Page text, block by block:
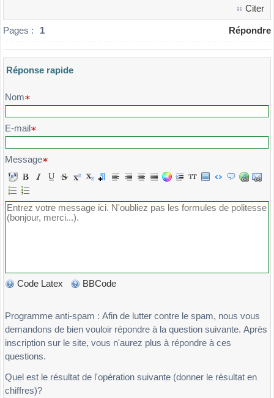
Citer
Pages : 1 Répondre
Réponse rapide
Veuillez composer votre message et l'envoyer
Nom
E-mail
Message
Code Latex BBCode
Programme anti-spam : Afin de lutter contre le spam, nous vous
demandons de bien vouloir répondre à la question suivante. Après
inscription sur le site, vous n'aurez plus à répondre à ces
questions.
Quel est le résultat de l'opération suivante (donner le résultat en
chiffres)?